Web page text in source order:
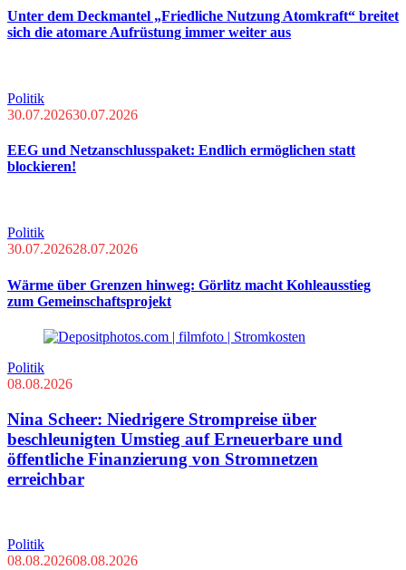
Unter dem Deckmantel „Friedliche Nutzung Atomkraft“ breitet
sich die atomare Aufrüstung immer weiter aus
Politik
30.07.202630.07.2026
EEG und Netzanschlusspaket: Endlich ermöglichen statt
blockieren!
Politik
30.07.202628.07.2026
Wärme über Grenzen hinweg: Görlitz macht Kohleausstieg
zum Gemeinschaftsprojekt
Politik
08.08.2026
Nina Scheer: Niedrigere Strompreise über
beschleunigten Umstieg auf Erneuerbare und
öffentliche Finanzierung von Stromnetzen
erreichbar
Politik
08.08.202608.08.2026